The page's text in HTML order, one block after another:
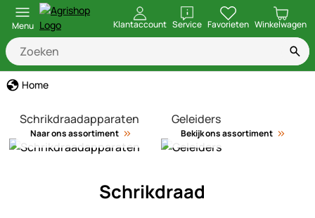
Menu Klantaccount ServiceopenenFavorieten Winkelwagen
Home
Schrik­draad­apparaten
Naar ons assortiment
Geleiders
Bekijk ons assortiment
Schrikdraad